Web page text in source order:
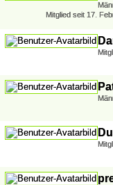
Mitglied seit 17.